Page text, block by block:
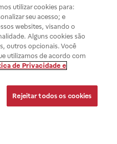
utilizar cookies para:
seu acesso; e
websites, visando o
Alguns cookies são
outros opcionais. Você
utilizamos de acordo com
de Privacidade e
Rejeitar todos os cookies